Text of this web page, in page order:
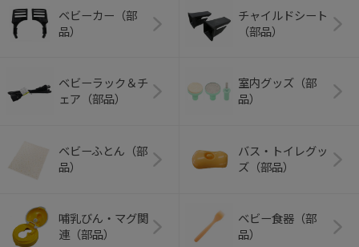
ベビーカー（部
品）
チャイルドシート
（部品）
ベビーラック＆チ
ェア（部品）
室内グッズ（部
品）
ベビーふとん（部
品）
バス・トイレグッ
ズ（部品）
哺乳びん・マグ関
連（部品）
ベビー食器（部
品）